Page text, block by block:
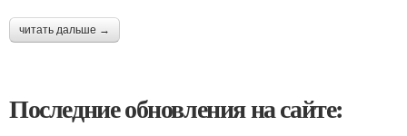
читать дальше →
Последние обновления на сайте: